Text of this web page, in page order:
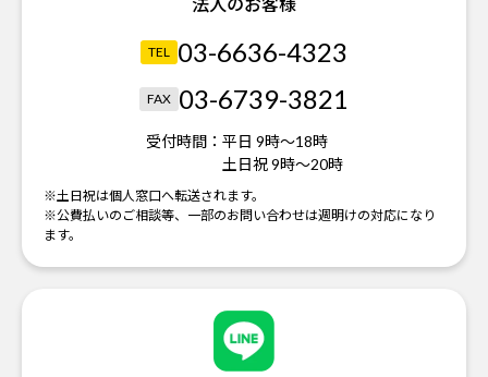
法人のお客様
TEL 03-6636-4323
FAX 03-6739-3821
受付時間： 平日 9時～18時
土日祝 9時～20時
※土日祝は個人窓口へ転送されます。
※公費払いのご相談等、一部のお問い合わせは週明けの対応になり
ます。